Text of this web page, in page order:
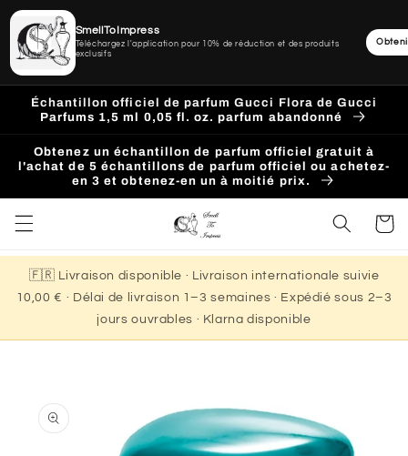
Ignorer
passer
au
Échantillon officiel de parfum Gucci Flora de Gucci
Parfums 1,5 ml 0,05 fl. oz. parfum abandonné
Obtenez un échantillon de parfum officiel gratuit à
l'achat de 5 échantillons de parfum officiel ou achetez-
en 3 et obtenez-en un à moitié prix.
Panier
🇫🇷 Livraison disponible · Livraison internationale suivie
10,00 € · Délai de livraison 1–3 semaines · Expédié sous 2–3
jours ouvrables · Klarna disponible
informations
produits
SmellToImpress
Téléchargez l'application pour 10% de réduction et des produits
exclusifs